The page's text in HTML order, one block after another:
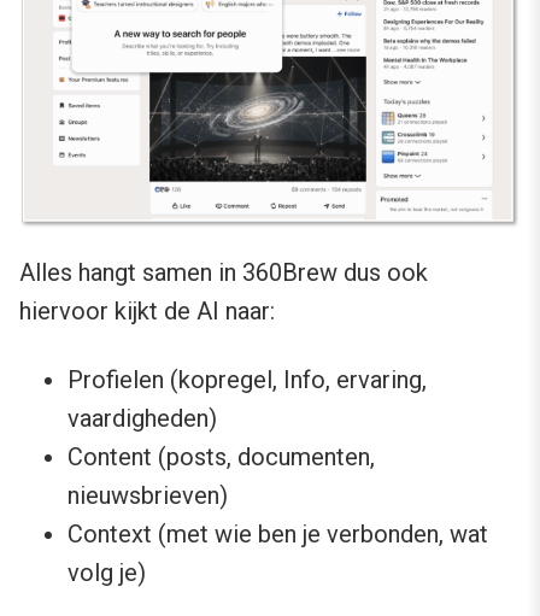
Alles hangt samen in 360Brew dus ook
hiervoor kijkt de AI naar:
Profielen (kopregel, Info, ervaring,
vaardigheden)
Content (posts, documenten,
nieuwsbrieven)
Context (met wie ben je verbonden, wat
volg je)